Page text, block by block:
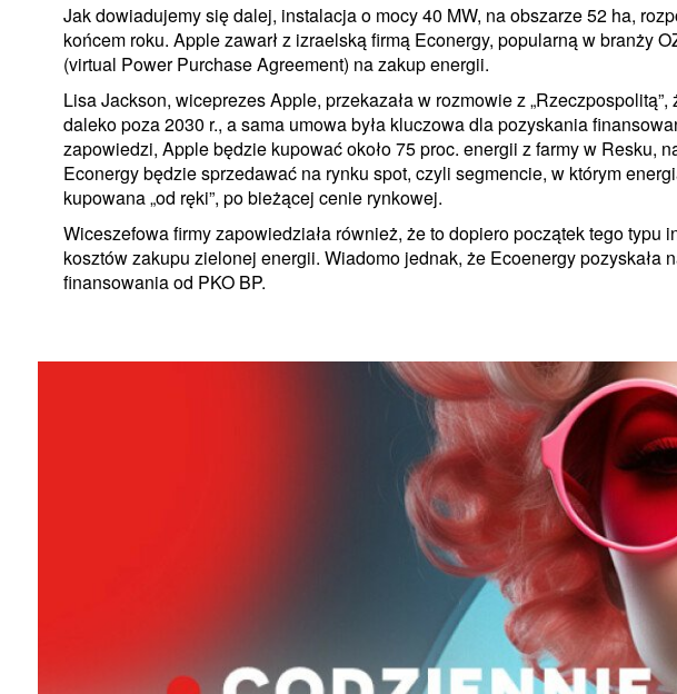
Jak dowiadujemy się dalej, instalacja o mocy 40 MW, na obszarze 52 ha,
końcem roku. Apple zawarł z izraelską firmą Econergy, popularną w branży
(virtual Power Purchase Agreement) na zakup energii.
Lisa Jackson, wiceprezes Apple, przekazała w rozmowie z
daleko poza 2030 r., a sama umowa była kluczowa dla pozyskania
zapowiedzi, Apple będzie kupować około 75 proc. energii z farmy w Resku,
Econergy będzie sprzedawać na rynku spot, czyli segmencie, w którym
kupowana „od ręki”, po bieżącej cenie rynkowej.
Wiceszefowa firmy zapowiedziała również, że to dopiero początek tego typu
kosztów zakupu zielonej energii. Wiadomo jednak, że Ecoenergy pozyskała
finansowania od PKO BP.